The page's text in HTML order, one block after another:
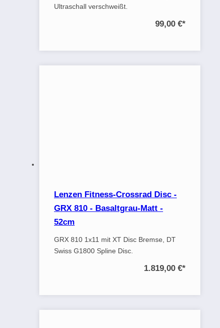
Ultraschall verschweißt.
99,00 €*
Lenzen Fitness-Crossrad Disc -
GRX 810 - Basaltgrau-Matt -
52cm
GRX 810 1x11 mit XT Disc Bremse, DT
Swiss G1800 Spline Disc.
1.819,00 €*